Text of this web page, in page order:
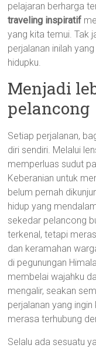
pelajaran berharga
traveling inspiratif
yang kita temui. Tak
perjalanan inilah
hidupku.
Menjadi
pelancong
Setiap perjalanan,
diri sendiri. Melalui
memperluas sudut
Keberanian untuk
belum pernah
hidup yang
sekedar pelancong
terkenal, tetapi
dan keramahan
di pegunungan
membelai wajahku
mengalir, seakan
perjalanan yang
merasa terhubung
Selalu ada sesuatu